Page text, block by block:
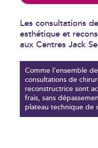
Les consultations
esthétique et
aux Centres Jack
Comme l’ensemble
consultations de
reconstructrice sont
frais, sans
plateau technique de